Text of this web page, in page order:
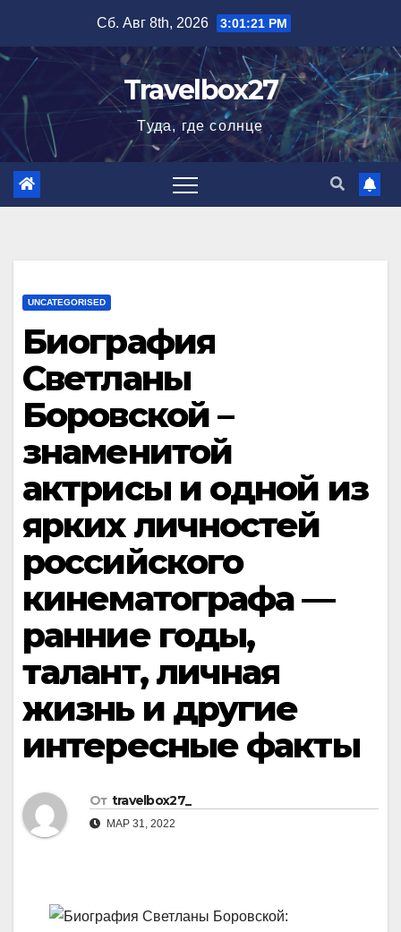
содержимому
Сб. Авг 8th, 2026 3:01:22 PM
Travelbox27
Туда, где солнце
UNCATEGORISED
Биография
Светланы
Боровской –
знаменитой
актрисы и одной из
ярких личностей
российского
кинематографа —
ранние годы,
талант, личная
жизнь и другие
интересные факты
От travelbox27_
МАР 31, 2022